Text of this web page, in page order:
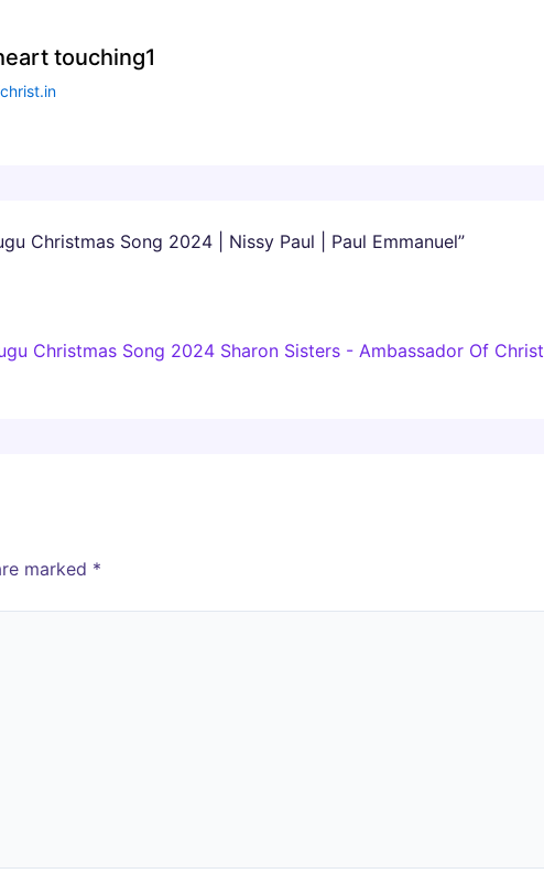
touching1
Christmas Song 2024 | Nissy Paul | Paul Emmanuel”
Christmas Song 2024 Sharon Sisters - Ambassador Of Christ
marked *